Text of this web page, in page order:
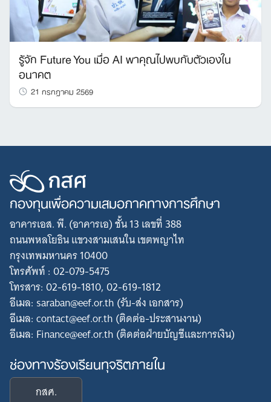
รู้จัก Future You เมื่อ AI พาคุณไปพบกับตัวเองใน
อนาคต
21 กรกฎาคม 2569
กองทุนเพื่อความเสมอภาคทางการศึกษา
อาคารเอส. พี. (อาคารเอ) ชั้น 13 เลขที่ 388
ถนนพหลโยธิน แขวงสามเสนใน เขตพญาไท
กรุงเทพมหานคร 10400
โทรศัพท์ : 02-079-5475
โทรสาร: 02-619-1810, 02-619-1812
อีเมล: saraban@eef.or.th (รับ-ส่ง เอกสาร)
อีเมล: contact@eef.or.th (ติดต่อ-ประสานงาน)
อีเมล: Finance@eef.or.th (ติดต่อฝ่ายบัญชีและการเงิน)
ช่องทางร้องเรียนทุจริตภายใน
กสศ.